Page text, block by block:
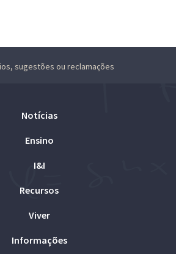
sugestões ou reclamações
Notícias
Ensino
I&I
Recursos
Viver
Informações